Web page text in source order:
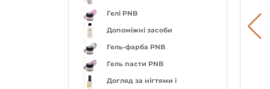
Гелі PNB
Допоміжні засоби
Гель-фарба PNB
Гель пасти PNB
Догляд за нігтями і